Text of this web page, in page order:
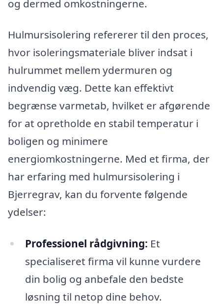
og dermed omkostningerne.
Hulmursisolering refererer til den proces,
hvor isoleringsmateriale bliver indsat i
hulrummet mellem ydermuren og
indvendig væg. Dette kan effektivt
begrænse varmetab, hvilket er afgørende
for at opretholde en stabil temperatur i
boligen og minimere
energiomkostningerne. Med et firma, der
har erfaring med hulmursisolering i
Bjerregrav, kan du forvente følgende
ydelser:
Professionel rådgivning: Et
specialiseret firma vil kunne vurdere
din bolig og anbefale den bedste
løsning til netop dine behov.